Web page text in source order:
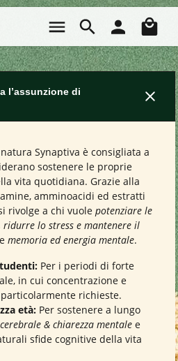
Il
l’assunzione di
Synaptiva è consigliata a
sostenere le proprie
vita quotidiana. Grazie alla
amminoacidi ed estratti
rivolge a chi vuole potenziare le
ridurre lo stress e mantenere il
memoria ed energia mentale.
Per i periodi di forte
in cui concentrazione e
richieste.
età: Per sostenere a lungo
& chiarezza mentale e
sfide cognitive della vita